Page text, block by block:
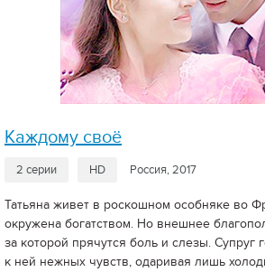
Каждому своё
2 серии HD Россия, 2017
Татьяна живет в роскошном особняке во
окружена богатством. Но внешнее
за которой прячутся боль и слезы. Супруг
к ней нежных чувств, одаривая лишь